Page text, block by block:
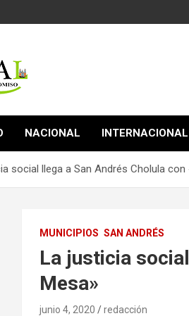
Cholula
NACIONAL INTERNACIONAL
social llega a San Andrés Cholula con
MUNICIPIOS SAN ANDRÉS
La justicia
Mesa»
junio 4, 2020 redacción